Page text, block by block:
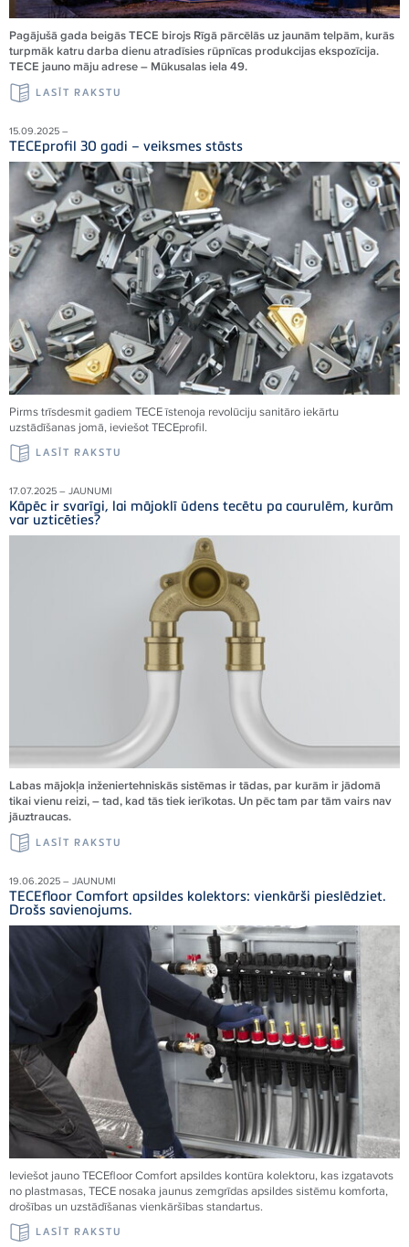
Pagājušā gada beigās TECE birojs Rīgā pārcēlās uz jaunām telpām, kurās
turpmāk katru darba dienu atradīsies rūpnīcas produkcijas ekspozīcija.
TECE jauno māju adrese – Mūkusalas iela 49.
LASĪT RAKSTU
15.09.2025 –
TECEprofil 30 gadi – veiksmes stāsts
Pirms trīsdesmit gadiem TECEīstenoja revolūciju sanitāro iekārtu
uzstādīšanas jomā, ieviešotTECEprofil.
LASĪT RAKSTU
17.07.2025 – JAUNUMI
Kāpēc ir svarīgi, lai mājoklī ūdens tecētu pa caurulēm, kurām
var uzticēties?
Labas mājokļa inženiertehniskās sistēmas ir tādas, par kurām ir jādomā
tikai vienu reizi, – tad, kad tās tiek ierīkotas. Un pēc tam par tām vairs nav
jāuztraucas.
LASĪT RAKSTU
19.06.2025 – JAUNUMI
TECEfloor Comfort apsildes kolektors: vienkārši pieslēdziet.
Drošs savienojums.
Ieviešot jauno TECEfloor Comfort apsildes kontūra kolektoru, kas izgatavots
no plastmasas, TECE nosaka jaunus zemgrīdas apsildes sistēmu komforta,
drošības un uzstādīšanas vienkāršības standartus.
LASĪT RAKSTU